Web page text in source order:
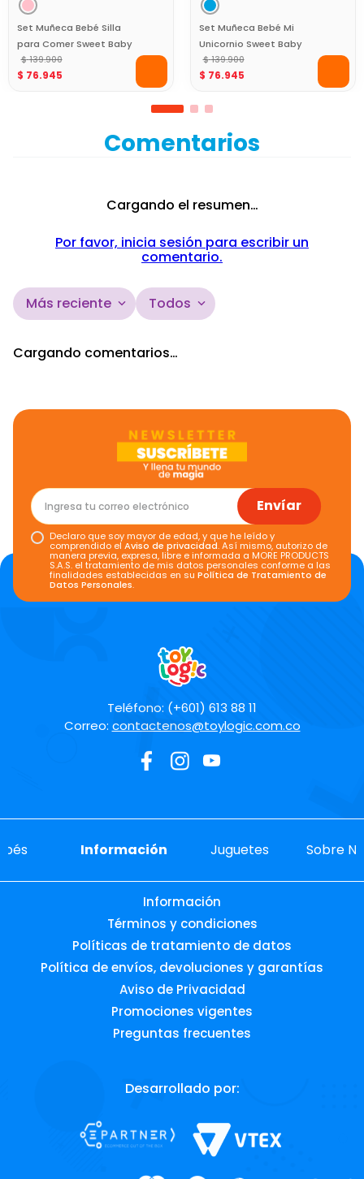
Set Muñeca Bebé Silla
para Comer Sweet Baby
$ 139.900
$ 76.945
Set Muñeca Bebé Mi
Unicornio Sweet Baby
$ 139.900
$ 76.945
Comentarios
Cargando el resumen…
Por favor, inicia sesión para escribir un
comentario.
Más reciente Todos
Cargando comentarios…
Envíar
Declaro que soy mayor de edad, y que he leído y
comprendido elAviso de privacidad. Así mismo, autorizo de
manera previa, expresa, libre e informada a MORE PRODUCTS
S.A.S. el tratamiento de mis datos personales conforme a las
finalidades establecidas en suPolítica de Tratamiento de
Datos Personales.
Teléfono: (+601) 613 88 11
Correo: contactenos@toylogic.com.co
Información Juguetes Sobre
Información
Términos y condiciones
Políticas de tratamiento de datos
Política de envíos, devoluciones y garantías
Aviso de Privacidad
Promociones vigentes
Preguntas frecuentes
Desarrollado por: